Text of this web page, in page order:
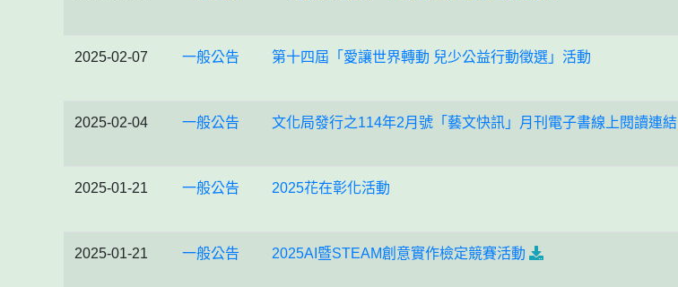
2025-02-07 一般公告 第十四屆「愛讓世界轉動 兒少公益行動徵選」活動
2025-02-04 一般公告 文化局發行之114年2月號「藝文快訊」月刊電子書線上閱讀連結
2025-01-21 一般公告 2025花在彰化活動
2025-01-21 一般公告 2025AI暨STEAM創意實作檢定競賽活動